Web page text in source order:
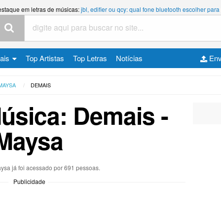
em letras de músicas:jbl, edifier ou qcy: qual fone bluetooth escolher
Top Artistas Top Letras Notícias
DEMAIS
Demais -
já foi acessado por 691 pessoas.
Publicidade